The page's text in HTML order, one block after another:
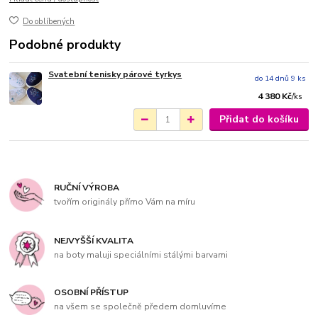
Do oblíbených
Podobné produkty
Svatební tenisky párové tyrkys
4 380 Kč/ks
do 14 dnů 9 ks
Přidat do košíku
RUČNÍ VÝROBA
tvořím originály přímo Vám na míru
NEJVYŠŠÍ KVALITA
na boty maluji speciálními stálými barvami
OSOBNÍ PŘÍSTUP
na všem se společně předem domluvíme